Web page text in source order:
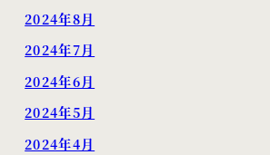
2024年8月
2024年7月
2024年6月
2024年5月
2024年4月